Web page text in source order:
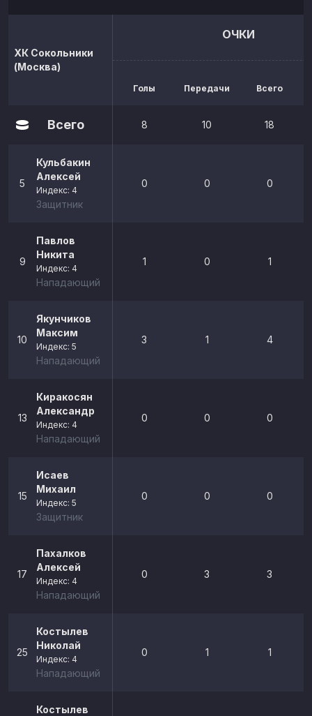
ХК Сокольники
(Москва)
ОЧКИ
Голы Передачи Всего
Всего 8 10 18
5
Кульбакин
Алексей
Индекс: 4
Защитник
0 0 0
9
Павлов
Никита
Индекс: 4
Нападающий
1 0 1
10
Якунчиков
Максим
Индекс: 5
Нападающий
3 1 4
13
Киракосян
Александр
Индекс: 4
Нападающий
0 0 0
15
Исаев
Михаил
Индекс: 5
Защитник
0 0 0
17
Пахалков
Алексей
Индекс: 4
Нападающий
0 3 3
25
Костылев
Николай
Индекс: 4
Нападающий
0 1 1
Костылев